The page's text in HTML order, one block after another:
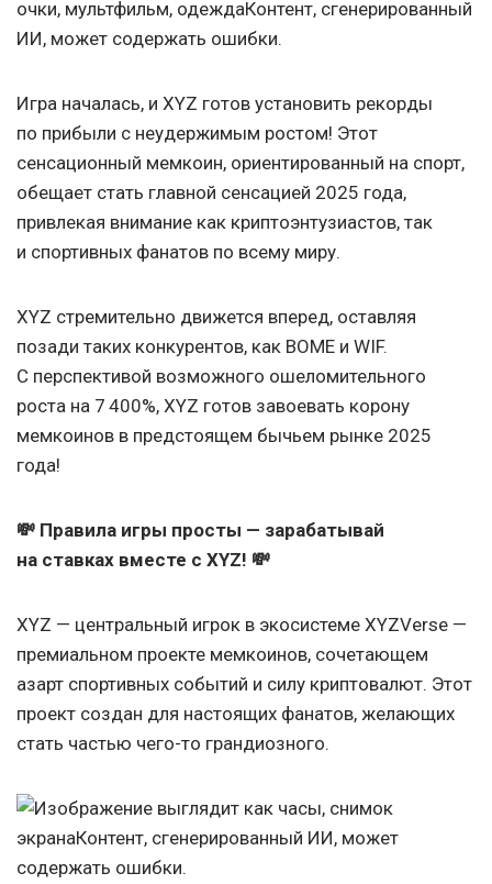
Игра началась, и XYZ готов установить рекорды
по прибыли с неудержимым ростом! Этот
сенсационный мемкоин, ориентированный на спорт,
обещает стать главной сенсацией 2025 года,
привлекая внимание как криптоэнтузиастов, так
и спортивных фанатов по всему миру.
XYZ стремительно движется вперед, оставляя
позади таких конкурентов, как BOME и WIF.
С перспективой возможного ошеломительного
роста на 7 400%, XYZ готов завоевать корону
мемкоинов в предстоящем бычьем рынке 2025
года!
💸 Правила игры просты — зарабатывай
на ставках вместе с XYZ! 💸
XYZ — центральный игрок в экосистеме XYZVerse —
премиальном проекте мемкоинов, сочетающем
азарт спортивных событий и силу криптовалют. Этот
проект создан для настоящих фанатов, желающих
стать частью чего-то грандиозного.